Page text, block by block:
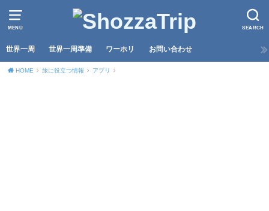
MENU SEARCH
世界一周 世界一周準備 ワーホリ お問い合わせ
HOME 旅に役立つ情報 アプリ